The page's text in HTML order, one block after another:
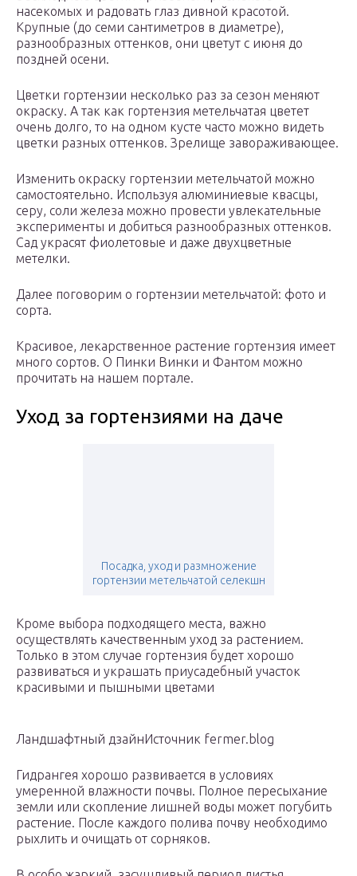
насекомых и радовать глаз дивной красотой.
Крупные (до семи сантиметров в диаметре),
разнообразных оттенков, они цветут с июня до
поздней осени.
Цветки гортензии несколько раз за сезон меняют
окраску. А так как гортензия метельчатая цветет
очень долго, то на одном кусте часто можно видеть
цветки разных оттенков. Зрелище завораживающее.
Изменить окраску гортензии метельчатой можно
самостоятельно. Используя алюминиевые квасцы,
серу, соли железа можно провести увлекательные
эксперименты и добиться разнообразных оттенков.
Сад украсят фиолетовые и даже двухцветные
метелки.
Далее поговорим о гортензии метельчатой: фото и
сорта.
Красивое, лекарственное растение гортензия имеет
много сортов. О Пинки Винки и Фантом можно
прочитать на нашем портале.
Уход за гортензиями на даче
Посадка, уход и размножение
гортензии метельчатой селекшн
Кроме выбора подходящего места, важно
осуществлять качественным уход за растением.
Только в этом случае гортензия будет хорошо
развиваться и украшать приусадебный участок
красивыми и пышными цветами
Ландшафтный дзайнИсточник fermer.blog
Гидрангея хорошо развивается в условиях
умеренной влажности почвы. Полное пересыхание
земли или скопление лишней воды может погубить
растение. После каждого полива почву необходимо
рыхлить и очищать от сорняков.